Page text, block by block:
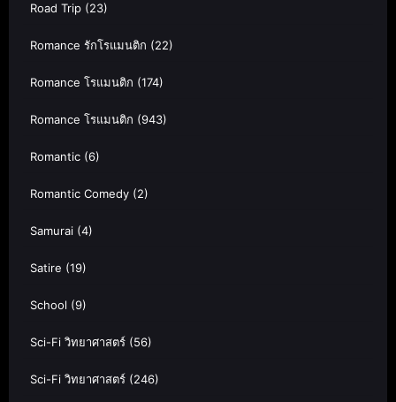
Road Trip (23)
Romance รักโรแมนติก (22)
Romance โรแมนติก (174)
Romance โรแมนติก (943)
Romantic (6)
Romantic Comedy (2)
Samurai (4)
Satire (19)
School (9)
Sci-Fi วิทยาศาสตร์ (56)
Sci-Fi วิทยาศาสตร์ (246)